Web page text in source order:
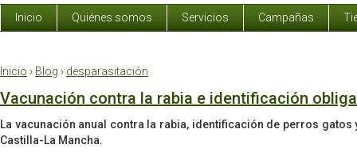
Inicio Quiénes somos Servicios Campañas
Inicio › Blog › desparasitación
Vacunación contra la rabia e identificación
La vacunación anual contra la rabia, identificación de perros
Castilla-La Mancha.